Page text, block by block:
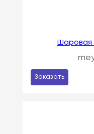
Шаровая
Заказать